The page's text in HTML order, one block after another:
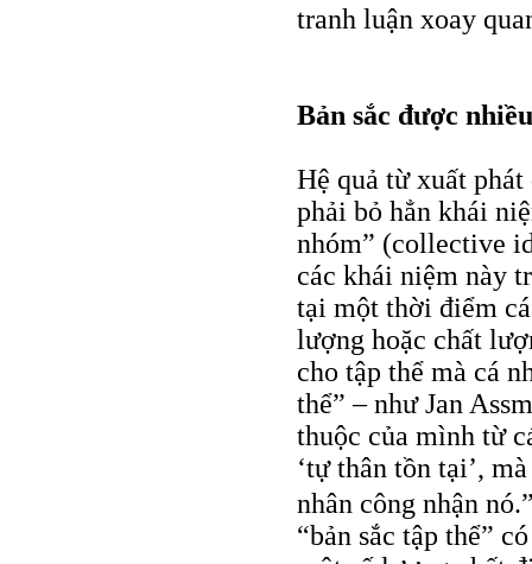
tranh luận xoay
Bản sắc được
Hệ quả từ xuất
phải bỏ hẳn khái
nhóm” (collective
các khái niệm này
tại một thời điểm
lượng hoặc chất
cho tập thể mà cá
thể” – như Jan
thuộc của mình từ
‘tự thân tồn tại’,
nhân công nhận
“bản sắc tập thể”